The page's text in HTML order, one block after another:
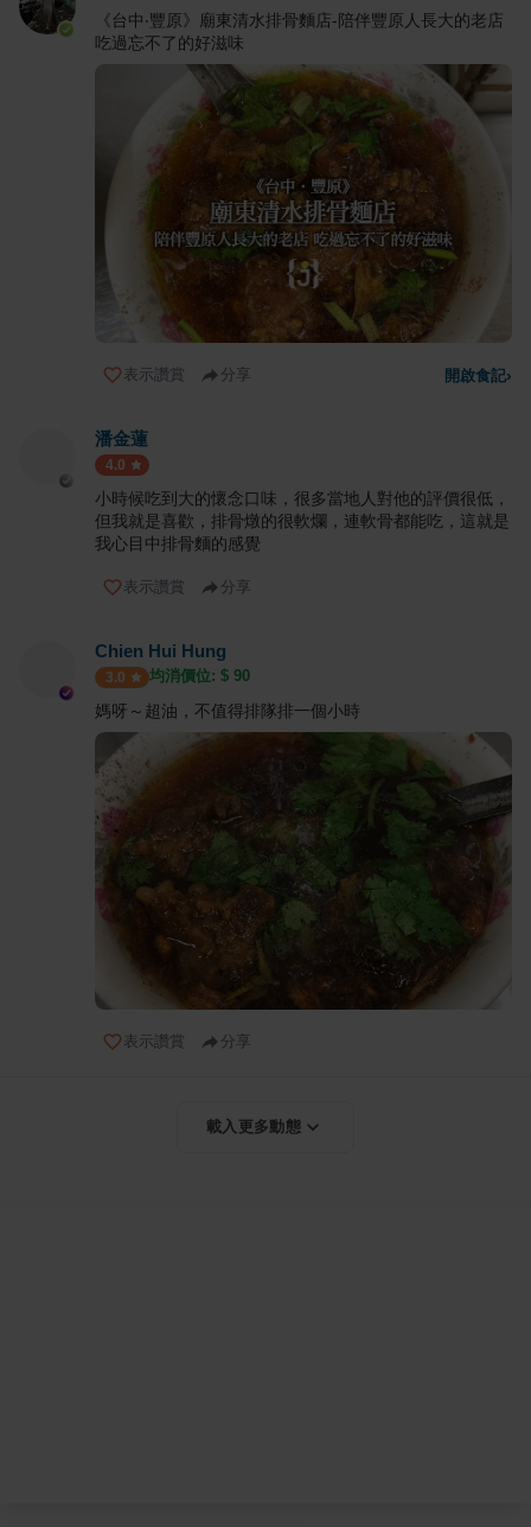
《台中‧豐原》廟東清水排骨麵店-陪伴豐原人長大的老店
吃過忘不了的好滋味
表示讚賞 分享 開啟食記›
潘金蓮
4.0
小時候吃到大的懷念口味，很多當地人對他的評價很低，
但我就是喜歡，排骨燉的很軟爛，連軟骨都能吃，這就是
我心目中排骨麵的感覺
表示讚賞 分享
Chien Hui Hung
3.0 均消價位: $ 90
媽呀～超油，不值得排隊排一個小時
表示讚賞 分享
載入更多動態